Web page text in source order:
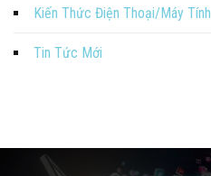
Kiến Thức Điện Thoại/Máy Tính
Tin Tức Mới